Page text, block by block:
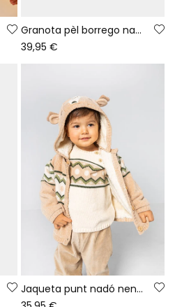
Granota pèl borrego nadó cru
39,95 €
Jaqueta punt nadó nen beix estampat zigzag